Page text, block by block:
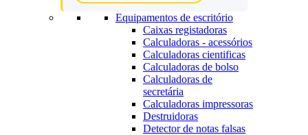
Equipamentos de escritório
Caixas registadoras
Calculadoras - acessórios
Calculadoras cientificas
Calculadoras de bolso
Calculadoras de
secretária
Calculadoras impressoras
Destruidoras
Detector de notas falsas